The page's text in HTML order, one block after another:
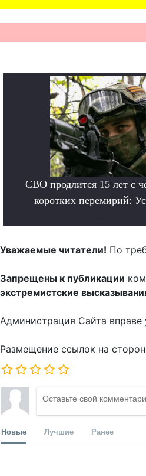
СВО продлится 15 лет с
коротких перемирий:
Уважаемые читатели! По
Запрещены к публикации
экстремистские
Администрация Сайта вправе
Размещение ссылок на
Новые Лучшие Ранее